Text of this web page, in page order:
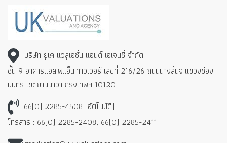
บริษัท ยูเค แวลูเอชั่น แอนด์ เอเจนซี่ จำกัด
ชั้น 9 อาคารแอล.พี.เอ็น.ทาวเวอร์ เลขที่ 216/26 ถนนนางลิ้นจี่ แขวงช่อง
นนทรี เขตยานนาวา กรุงเทพฯ 10120
66(0) 2285-4508 (อัตโนมัติ)
โทรสาร : 66(0) 2285-2408, 66(0) 2285-2411